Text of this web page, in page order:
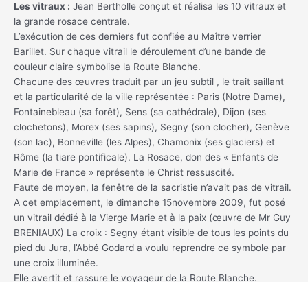
Les vitraux : Jean Bertholle conçut et réalisa les 10 vitraux et
la grande rosace centrale.
L’exécution de ces derniers fut confiée au Maître verrier
Barillet. Sur chaque vitrail le déroulement d’une bande de
couleur claire symbolise la Route Blanche.
Chacune des œuvres traduit par un jeu subtil , le trait saillant
et la particularité de la ville représentée : Paris (Notre Dame),
Fontainebleau (sa forêt), Sens (sa cathédrale), Dijon (ses
clochetons), Morex (ses sapins), Segny (son clocher), Genève
(son lac), Bonneville (les Alpes), Chamonix (ses glaciers) et
Rôme (la tiare pontificale). La Rosace, don des « Enfants de
Marie de France » représente le Christ ressuscité.
Faute de moyen, la fenêtre de la sacristie n’avait pas de vitrail.
A cet emplacement, le dimanche 15novembre 2009, fut posé
un vitrail dédié à la Vierge Marie et à la paix (œuvre de Mr Guy
BRENIAUX) La croix : Segny étant visible de tous les points du
pied du Jura, l’Abbé Godard a voulu reprendre ce symbole par
une croix illuminée.
Elle avertit et rassure le voyageur de la Route Blanche.